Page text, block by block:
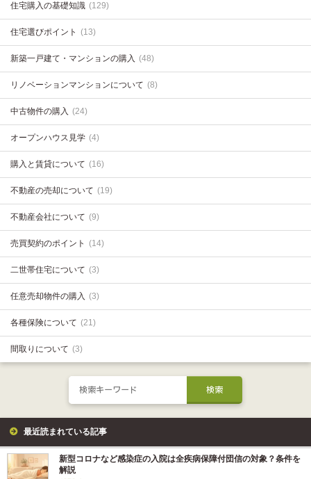
住宅購入の基礎知識 (129)
住宅選びポイント (13)
新築一戸建て・マンションの購入 (48)
リノベーションマンションについて (8)
中古物件の購入 (24)
オープンハウス見学 (4)
購入と賃貸について (16)
不動産の売却について (19)
不動産会社について (9)
売買契約のポイント (14)
二世帯住宅について (3)
任意売却物件の購入 (3)
各種保険について (21)
間取りについて (3)
最近読まれている記事
新型コロナなど感染症の入院は全疾病保障付団信の対象？条件を
解説